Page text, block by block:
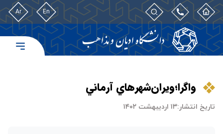
En
Ar
واگرا؛ويران‌شهرهاي‌ آرماني
تاریخ انتشار:۱۳ اردیبهشت ۱۴۰۲